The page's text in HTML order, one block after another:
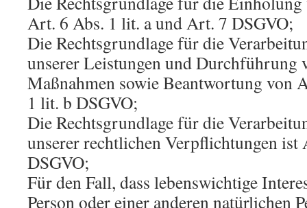
Art. 6 Abs. 1 lit. a und Art. 7 DSGVO;
Die Rechtsgrundlage für die
unserer Leistungen und Durchführung
Maßnahmen sowie Beantwortung von
1 lit. b DSGVO;
Die Rechtsgrundlage für die
unserer rechtlichen Verpflichtungen
DSGVO;
Für den Fall, dass lebenswichtige
Person oder einer anderen natürlichen